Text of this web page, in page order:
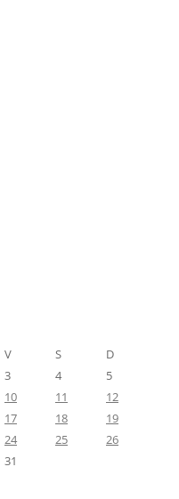
V S
D
3 4
5
10 11
12
17 18
19
24 25
26
31